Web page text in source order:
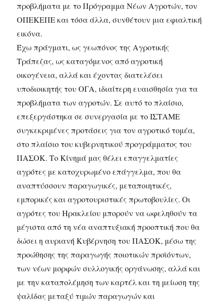
προβλήματα με το Πρόγραμμα Νέων Αγροτών, τον
ΟΠΕΚΕΠΕ και τόσα άλλα, συνθέτουν μια εφιαλτική
εικόνα.
Έχω πράγματι, ως γεωπόνος της Αγροτικής
Τράπεζας, ως καταγόμενος από αγροτική
οικογένεια, αλλά και έχοντας διατελέσει
υποδιοικητής του ΟΓΑ, ιδιαίτερη ευαισθησία για τα
προβλήματα των αγροτών. Σε αυτό το πλαίσιο,
επεξεργάστηκα σε συνεργασία με το ΙΣΤΑΜΕ
συγκεκριμένες προτάσεις για τον αγροτικό τομέα,
στο πλαίσιο του κυβερνητικού προγράμματος του
ΠΑΣΟΚ. Το Κίνημά μας θέλει επαγγελματίες
αγρότες με κατοχυρωμένο επάγγελμα, που θα
αναπτύσσουν παραγωγικές, μεταποιητικές,
εμπορικές και αγροτουριστικές πρωτοβουλίες. Οι
αγρότες του Ηρακλείου μπορούν να ωφεληθούν τα
μέγιστα από τη νέα αναπτυξιακή προοπτική που θα
δώσει η αυριανή Κυβέρνηση του ΠΑΣΟΚ, μέσω της
προώθησης της παραγωγής ποιοτικών προϊόντων,
των νέων μορφών συλλογικής οργάνωσης, αλλά και
με την καταπολέμηση των καρτέλ και τη μείωση της
ψαλίδας μεταξύ τιμών παραγωγών και